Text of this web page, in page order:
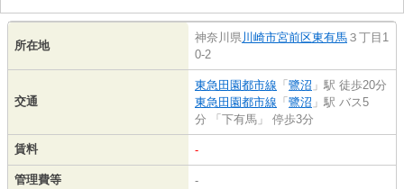
所在地
神奈川県川崎市宮前区東有馬 ３丁目1
0-2
交通
東急田園都市線 「 鷺沼 」駅 徒歩20分
東急田園都市線 「 鷺沼 」駅 バス5
分 「下有馬」 停歩3分
賃料 -
管理費等 -